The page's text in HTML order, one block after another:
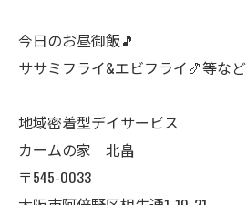
今日のお昼御飯🎵
ササミフライ&エビフライ🍤等など
地域密着型デイサービス
カームの家 北畠
〒545-0033